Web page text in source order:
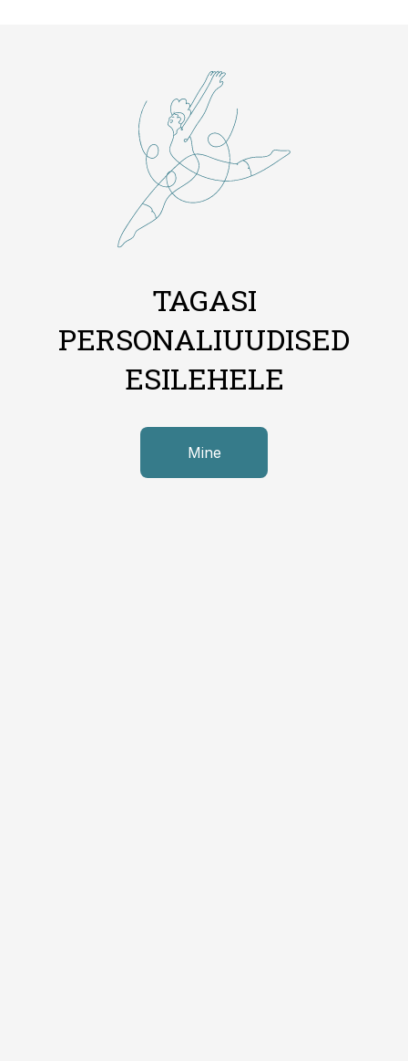
TAGASI
PERSONALIUUDISED
ESILEHELE
Mine